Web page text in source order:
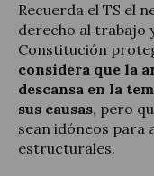
Recuerda el TS el
derecho al trabajo
Constitución
considera que la
descansa en la
sus causas, pero
sean idóneos
estructurales.